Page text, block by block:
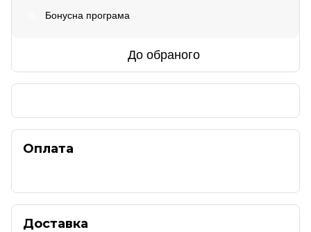
Бонусна програма
До обраного
Оплата
Доставка